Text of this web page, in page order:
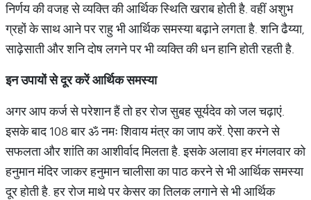
निर्णय की वजह से व्यक्ति की आर्थिक स्थिति खराब होती है. वहीं अशुभ
ग्रहों के साथ आने पर राहु भी आर्थिक समस्या बढ़ाने लगता है. शनि ढैय्या,
साढ़ेसाती और शनि दोष लगने पर भी व्यक्ति की धन हानि होती रहती है.
इन उपायों से दूर करें आर्थिक समस्या
अगर आप कर्ज से परेशान हैं तो हर रोज सुबह सूर्यदेव को जल चढ़ाएं.
इसके बाद 108 बार ॐ नमः शिवाय मंत्र का जाप करें. ऐसा करने से
सफलता और शांति का आशीर्वाद मिलता है. इसके अलावा हर मंगलवार को
हनुमान मंदिर जाकर हनुमान चालीसा का पाठ करने से भी आर्थिक समस्या
दूर होती है. हर रोज माथे पर केसर का तिलक लगाने से भी आर्थिक